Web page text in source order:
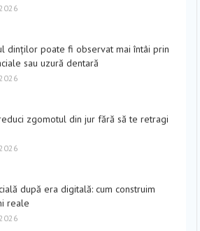
dinților poate fi observat mai întâi prin
sau uzură dentară
zgomotul din jur fără să te retragi
după era digitală: cum construim
reale